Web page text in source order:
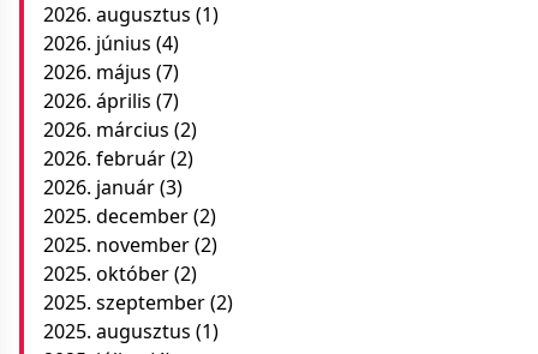
2026. augusztus (1)
2026. június (4)
2026. május (7)
2026. április (7)
2026. március (2)
2026. február(2)
2026. január(3)
2025. december(2)
2025. november(2)
2025. október(2)
2025. szeptember(2)
2025. augusztus (1)